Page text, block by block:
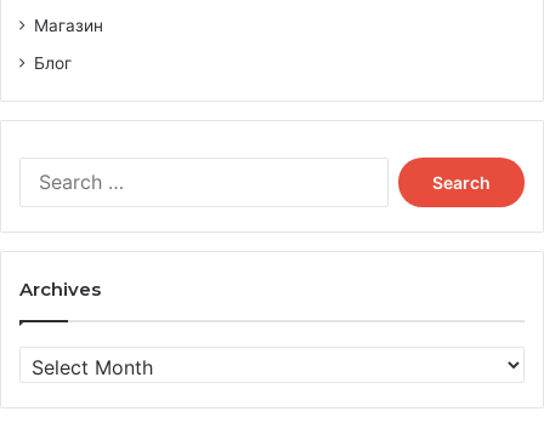
Магазин
Блог
Search
for:
Archives
Archives